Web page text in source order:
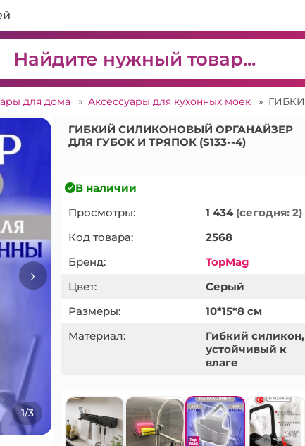
для дома » Аксессуары для кухонных моек »
1/3
›
ГИБКИЙ СИЛИКОНОВЫЙ ОРГАНАЙЗЕР
ДЛЯ ГУБОК И ТРЯПОК (S133--4)
В наличии
Просмотры:
1 434 (сегодня: 2)
Код товара:
2568
Бренд:
TopMag
Цвет:
Серый
Размеры:
10*15*8 см
Материал:
Гибкий силикон,
устойчивый к
влаге